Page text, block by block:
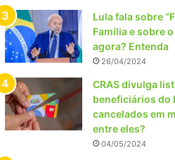
Lula fala sobre
Família e sobre
agora? Entenda
26/04/2024
CRAS divulga
beneficiários do
cancelados em
entre eles?
04/05/2024